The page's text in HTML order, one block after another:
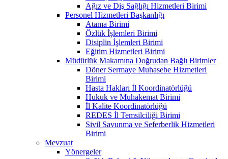
Ağız ve Diş Sağlığı Hizmetleri Birimi
Personel Hizmetleri Başkanlığı
Atama Birimi
Özlük İşlemleri Birimi
Disiplin İşlemleri Birimi
Eğitim Hizmetleri Birimi
Müdürlük Makamına Doğrudan Bağlı Birimler
Döner Sermaye Muhasebe Hizmetleri
Birimi
Hasta Hakları İl Koordinatörlüğü
Hukuk ve Muhakemat Birimi
İl Kalite Koordinatörlüğü
REDES İl Temsilciliği Birimi
Sivil Savunma ve Seferberlik Hizmetleri
Birimi
Mevzuat
Yönergeler